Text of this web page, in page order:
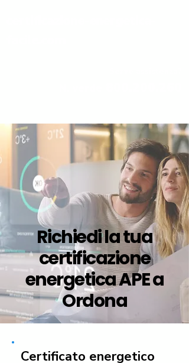
Richiedi la tua
certificazione
energetica APE a
Ordona
Certificato energetico